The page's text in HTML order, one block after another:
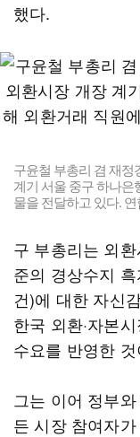
했다.
구윤철 부총리 겸 재정
계기 서울 중구 하나
물을 전달하고 있다.
구 부총리는 외
준의 경상수지
건)에 대한 자신
한국 외환·자본
수요를 반영한
그는 이어 정부
든 시장 참여자